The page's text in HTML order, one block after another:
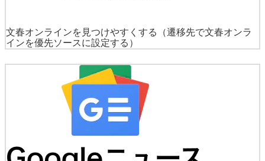
文春オンラインを見つけやすくする
（遷移先で文春オンラ
インを優先ソースに設定する）